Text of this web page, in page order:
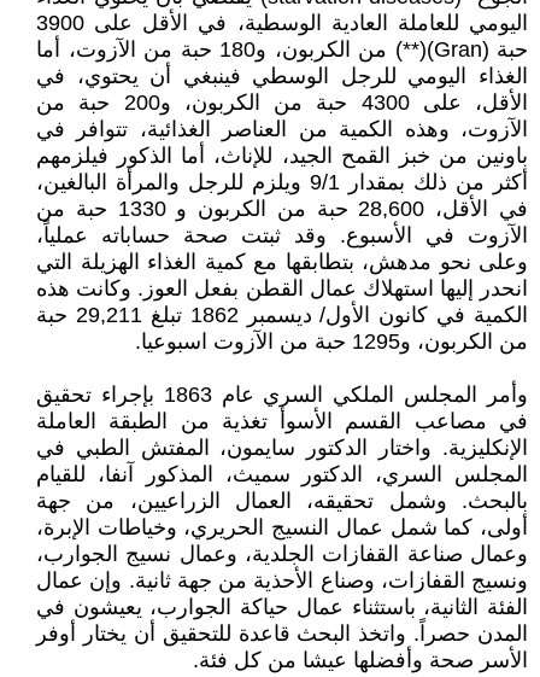
اليومي للعاملة العادية الوسطية، في الأقل على 3900
حبة (Gran)(**) من الكربون، و180 حبة من الآزوت، أما
الغذاء اليومي للرجل الوسطي فينبغي أن يحتوي، في
الأقل، على 4300 حبة من الكربون، و200 حبة من
الآزوت، وهذه الكمية من العناصر الغذائية، تتوافر في
باونین من خبز القمح الجيد، للإناث، أما الذكور فيلزمهم
أكثر من ذلك بمقدار 9/1 ويلزم للرجل والمرأة البالغين،
في الأقل، 28,600 حبة من الكربون و 1330 حبة من
الآزوت في الأسبوع. وقد ثبتت صحة حساباته عملياً،
وعلى نحو مدهش، بتطابقها مع كمية الغذاء الهزيلة التي
انحدر إليها استهلاك عمال القطن بفعل العوز. وكانت هذه
الكمية في كانون الأول/ ديسمبر 1862 تبلغ 29,211 حبة
من الكربون، و1295 حبة من الآزوت اسبوعيا.
وأمر المجلس الملكي السري عام 1863 بإجراء تحقيق
في مصاعب القسم الأسوأ تغذية من الطبقة العاملة
الإنكليزية. واختار الدكتور سایمون، المفتش الطبي في
المجلس السري، الدكتور سميث، المذكور آنفا، للقيام
بالبحث. وشمل تحقيقه، العمال الزراعيين، من جهة
أولى، كما شمل عمال النسيج الحريري، وخياطات الإبرة،
وعمال صناعة القفازات الجلدية، وعمال نسيج الجوارب،
ونسيج القفازات، وصناع الأحذية من جهة ثانية. وإن عمال
الفئة الثانية، باستثناء عمال حياكة الجوارب، يعيشون في
المدن حصراً. واتخذ البحث قاعدة للتحقيق أن يختار أوفر
الأسر صحة وأفضلها عيشا من كل فئة.